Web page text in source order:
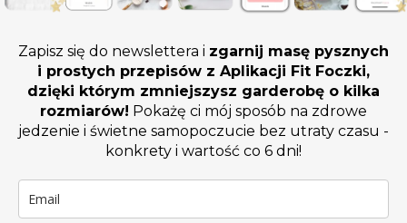
Zapisz się do newslettera i zgarnij masę pysznych
i prostych przepisów z Aplikacji Fit Foczki,
dzięki którym zmniejszysz garderobę o kilka
rozmiarów! Pokażę ci mój sposób na zdrowe
jedzenie i świetne samopoczucie bez utraty czasu -
konkrety i wartość co 6 dni!